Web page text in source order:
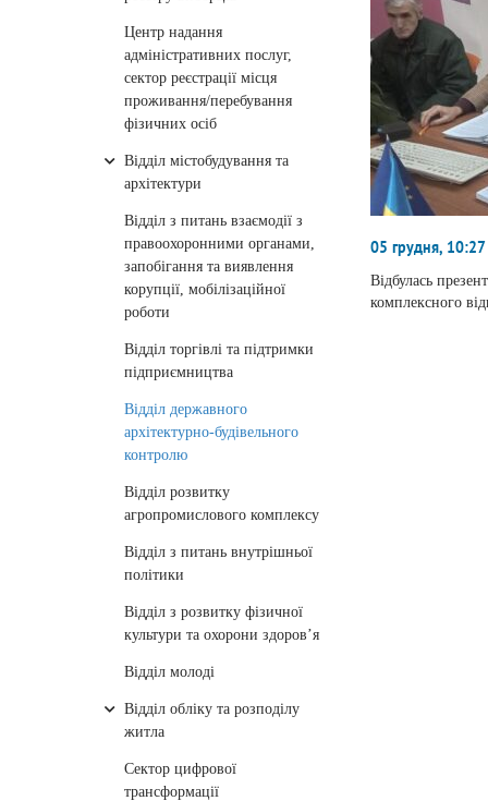
Центр надання
адміністративних послуг,
сектор реєстрації місця
проживання/перебування
фізичних осіб
Відділ містобудування та
архітектури
Відділ з питань взаємодії з
правоохоронними органами,
запобігання та виявлення
корупції, мобілізаційної
роботи
Відділ торгівлі та підтримки
підприємництва
Відділ державного
архітектурно-будівельного
контролю
Відділ розвитку
агропромислового комплексу
Відділ з питань внутрішньої
політики
Відділ з розвитку фізичної
культури та охорони здоров’я
Відділ молоді
Відділ обліку та розподілу
житла
Сектор цифрової
трансформації
05 грудня, 10:27
Відбулась
комплексного